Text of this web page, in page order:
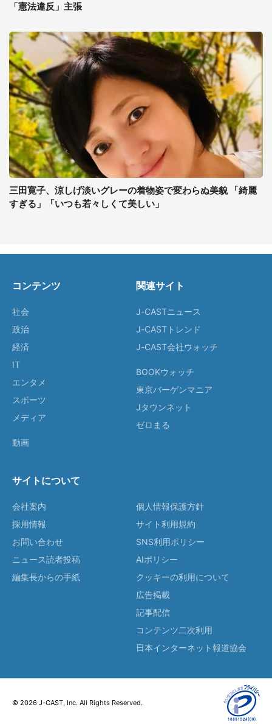
「憲法違反」主張
三田寛子、涼しげ淡いグレーの着物姿で変わらぬ美貌 「綺麗
すぎる」「いつも若々しくて美しい」
コンテンツ
社会
政治
経済
IT
エンタメ
スポーツ
メディア
動画
関連サイト
J-CASTニュース
J-CASTトレンド
J-CAST会社ウォッチ
BOOKウォッチ
東京バーゲンマニア
Jタウンネット
ゼロまる
サイトについて
会社案内
採用情報
お問い合わせ
ニュース読者投稿
編集長からの手紙
個人情報保護方針
サイト利用規約
SNS利用ポリシー
AIポリシー
クッキーの利用について
広告掲載
記事配信
コンテンツ二次利用
日本インターネット報道協会
© 2026 J-CAST, Inc. All Rights Reserved.